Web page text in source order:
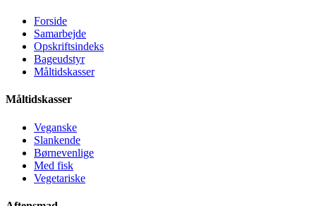
Forside
Samarbejde
Opskriftsindeks
Bageudstyr
Måltidskasser
Måltidskasser
Veganske
Slankende
Børnevenlige
Med fisk
Vegetariske